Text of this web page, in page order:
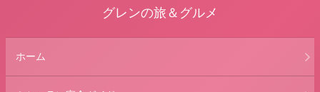
グレンの旅＆グルメ
ホーム